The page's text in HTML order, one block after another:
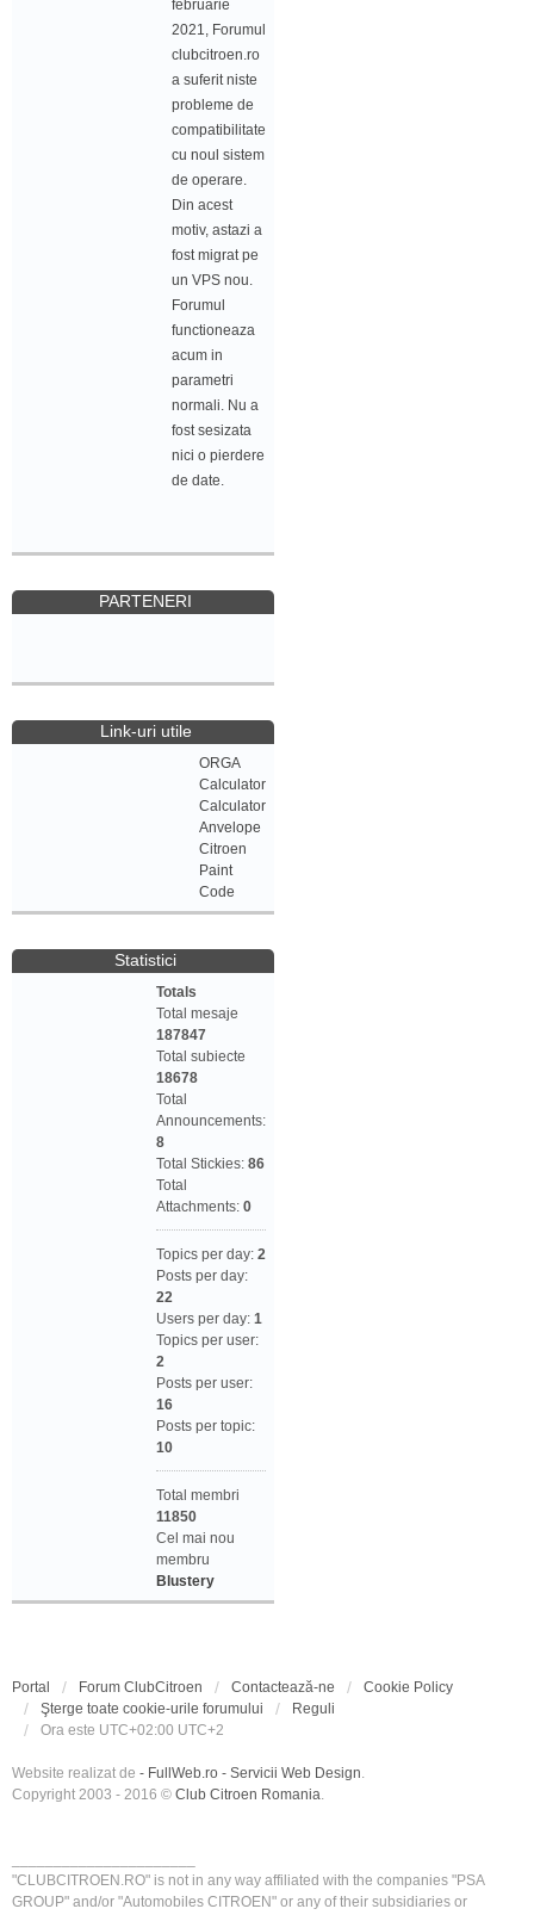
februarie
2021, Forumul
clubcitroen.ro
a suferit niste
probleme de
compatibilitate
cu noul sistem
de operare.
Din acest
motiv, astazi a
fost migrat pe
un VPS nou.
Forumul
functioneaza
acum in
parametri
normali. Nu a
fost sesizata
nici o pierdere
de date.
PARTENERI
Link-uri utile
ORGA
Calculator
Calculator
Anvelope
Citroen
Paint
Code
Statistici
Totals
Total mesaje
187847
Total subiecte
18678
Total
Announcements:
8
Total Stickies: 86
Total
Attachments: 0
Topics per day: 2
Posts per day:
22
Users per day: 1
Topics per user:
2
Posts per user:
16
Posts per topic:
10
Total membri
11850
Cel mai nou
membru
Blustery
Portal Forum ClubCitroen Contactează-ne
Cookie Policy
Şterge toate cookie-urile forumului
Reguli
Ora este UTC+02:00 UTC+2
Website realizat de - FullWeb.ro - Servicii Web Design.
Copyright 2003 - 2016 © Club Citroen Romania.
"CLUBCITROEN.RO" is not in any way affiliated with the companies "PSA
GROUP" and/or "Automobiles CITROEN" or any of their subsidiaries or